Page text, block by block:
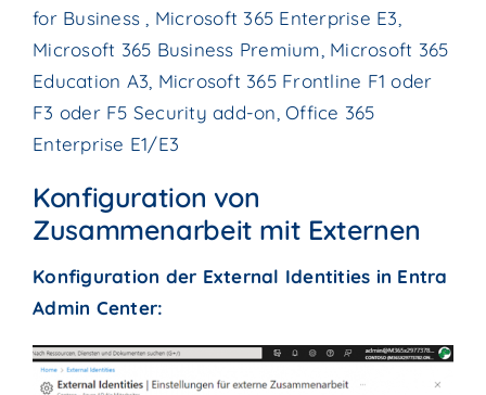
for Business , Microsoft 365 Enterprise E3,
Microsoft 365 Business Premium, Microsoft 365
Education A3, Microsoft 365 Frontline F1 oder
F3 oder F5 Security add-on, Office 365
Enterprise E1/E3
Konfiguration von
Zusammenarbeit mit Externen
Konfiguration der External Identities in Entra
Admin Center: